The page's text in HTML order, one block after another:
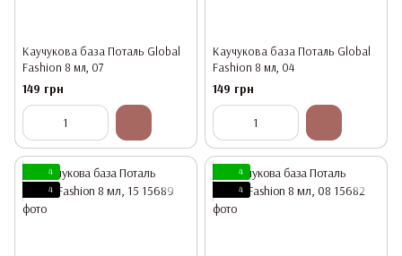
Каучукова база Поталь Global
Fashion 8 мл, 07
149 грн
Каучукова база Поталь Global
Fashion 8 мл, 04
149 грн
4
4
4
4